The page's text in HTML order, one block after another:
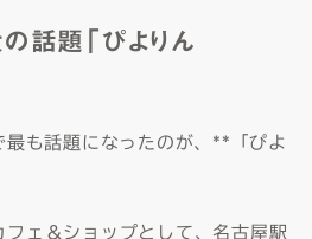
話題「ぴよりん
も話題になったのが、**「ぴよ
ェ＆ショップとして、名古屋駅